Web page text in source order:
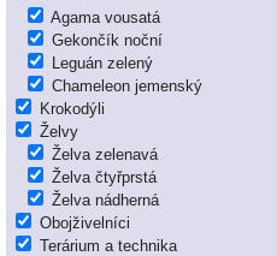
Agama vousatá
Gekončík noční
Leguán zelený
Chameleon jemenský
Krokodýli
Želvy
Želva zelenavá
Želva čtyřprstá
Želva nádherná
Obojživelníci
Terárium a technika